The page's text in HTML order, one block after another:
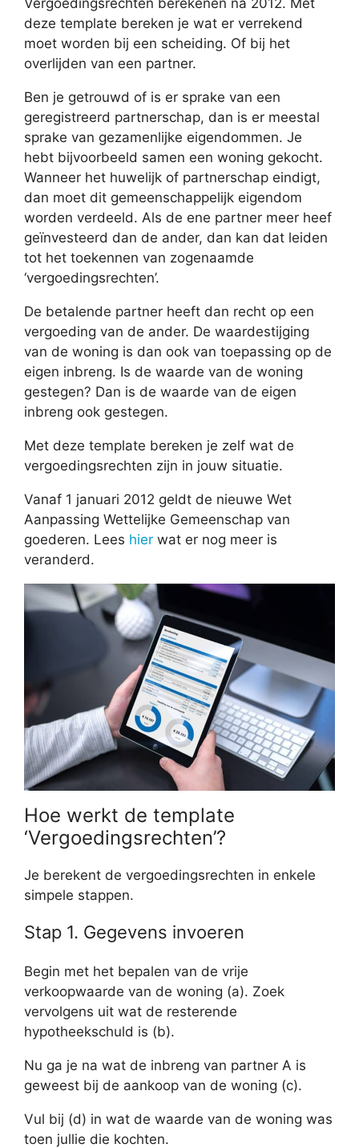
deze template bereken je wat er verrekend
moet worden bij een scheiding. Of bij het
overlijden van een partner.
Ben je getrouwd of is er sprake van een
geregistreerd partnerschap, dan is er meestal
sprake van gezamenlijke eigendommen. Je
hebt bijvoorbeeld samen een woning gekocht.
Wanneer het huwelijk of partnerschap eindigt,
dan moet dit gemeenschappelijk eigendom
worden verdeeld. Als de ene partner meer heef
geïnvesteerd dan de ander, dan kan dat leiden
tot het toekennen van zogenaamde
‘vergoedingsrechten’.
De betalende partner heeft dan recht op een
vergoeding van de ander. De waardestijging
van de woning is dan ook van toepassing op de
eigen inbreng. Is de waarde van de woning
gestegen? Dan is de waarde van de eigen
inbreng ook gestegen.
Met deze template bereken je zelf wat de
vergoedingsrechten zijn in jouw situatie.
Vanaf 1 januari 2012 geldt de nieuwe Wet
Aanpassing Wettelijke Gemeenschap van
goederen. Lees hier wat er nog meer is
veranderd.
Hoe werkt de template
‘Vergoedingsrechten’?
Je berekent de vergoedingsrechten in enkele
simpele stappen.
Stap 1. Gegevens invoeren
Begin met het bepalen van de vrije
verkoopwaarde van de woning (a). Zoek
vervolgens uit wat de resterende
hypotheekschuld is (b).
Nu ga je na wat de inbreng van partner A is
geweest bij de aankoop van de woning (c).
Vul bij (d) in wat de waarde van de woning was
toen jullie die kochten.